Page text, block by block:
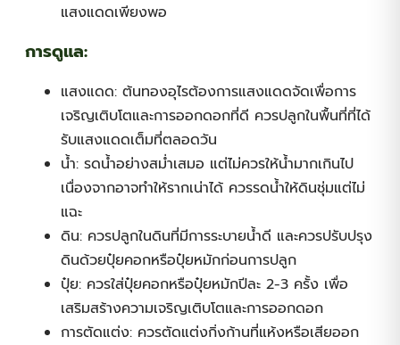
แสงแดดเพียงพอ
การดูแล:
แสงแดด: ต้นทองอุไรต้องการแสงแดดจัดเพื่อการ
เจริญเติบโตและการออกดอกที่ดี ควรปลูกในพื้นที่ที่ได้
รับแสงแดดเต็มที่ตลอดวัน
น้ำ: รดน้ำอย่างสม่ำเสมอ แต่ไม่ควรให้น้ำมากเกินไป
เนื่องจากอาจทำให้รากเน่าได้ ควรรดน้ำให้ดินชุ่มแต่ไม่
แฉะ
ดิน: ควรปลูกในดินที่มีการระบายน้ำดี และควรปรับปรุง
ดินด้วยปุ๋ยคอกหรือปุ๋ยหมักก่อนการปลูก
ปุ๋ย: ควรใส่ปุ๋ยคอกหรือปุ๋ยหมักปีละ 2-3 ครั้ง เพื่อ
เสริมสร้างความเจริญเติบโตและการออกดอก
การตัดแต่ง: ควรตัดแต่งกิ่งก้านที่แห้งหรือเสียออก